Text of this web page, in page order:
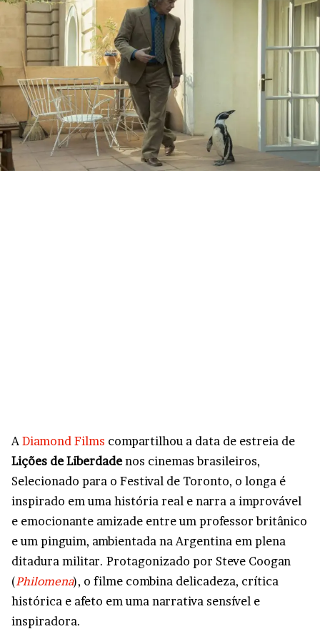
A Diamond Films compartilhou a data de estreia de
Lições de Liberdadenos cinemas brasileiros,
Selecionado para o Festival de Toronto, o longa é
inspirado em uma história real e narra a improvável
e emocionante amizade entre um professor britânico
e um pinguim, ambientada na Argentina em plena
ditadura militar. Protagonizado por Steve Coogan
(Philomena), o filme combina delicadeza, crítica
histórica e afeto em uma narrativa sensível e
inspiradora.